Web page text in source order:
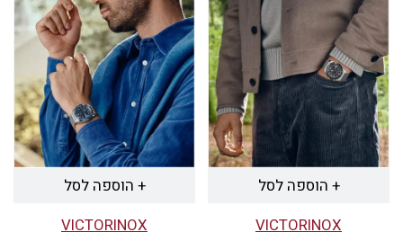
+ הוספה לסל
VICTORINOX
+ הוספה לסל
VICTORINOX